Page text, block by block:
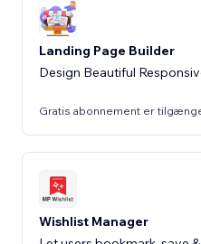
Landing Page Builder
Design Beautiful
Gratis abonnement er
Wishlist Manager